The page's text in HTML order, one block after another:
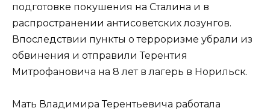
подготовке покушения на Сталина и в
распространении антисоветских лозунгов.
Впоследствии пункты о терроризме убрали из
обвинения и отправили Терентия
Митрофановича на 8 лет в лагерь в Норильск.
Мать Владимира Терентьевича работала